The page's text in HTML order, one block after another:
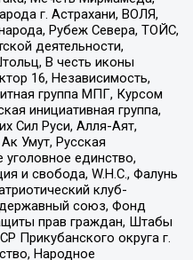
г. Астрахани, ВОЛЯ,
Рубеж Севера, ТОЙС,
деятельности,
В честь иконы
16, Независимость,
группа МПГ, Курсом
инициативная группа,
Сил Руси, Алля-Аят,
Умут, Русская
уголовное единство,
и свобода, W.H.С., Фалунь
клуб-
союз, Фонд
прав граждан, Штабы
Прикубанского округа г.
Народное